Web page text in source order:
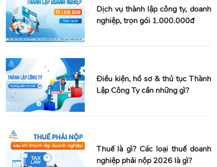
Dịch vụ thành lập công ty, doanh
nghiệp, trọn gói 1.000.000đ
Điều kiện, hồ sơ & thủ tục Thành
Lập Công Ty cần những gì?
Thuế là gì? Các loại thuế doanh
nghiệp phải nộp 2026 là gì?